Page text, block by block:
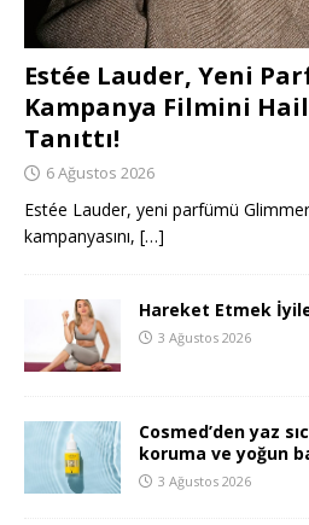
Estée Lauder, Yeni
Kampanya Filmini
Tanıttı!
6 Ağustos 2026
Estée Lauder, yeni parfümü
kampanyasını, […]
Hareket Etmek
3 Ağustos 2026
Cosmed’den yaz
koruma ve yoğun
3 Ağustos 2026